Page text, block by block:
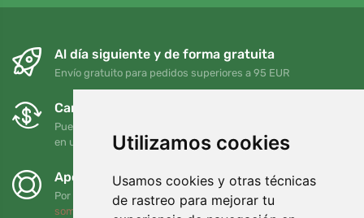
Utilizamos cookies
Usamos cookies y otras técnicas
de rastreo para mejorar tu
Al día siguiente y de forma gratuita
Envío gratuito para pedidos superiores a 95 EUR
Cambios y devoluciones gratuitos
Puede devolver o cambiar su pedido en cualquier momento
en un plazo de 90 días
Apoyamos a Trees.org
Por cada pedido plantamos un árbol. Leer más
somos